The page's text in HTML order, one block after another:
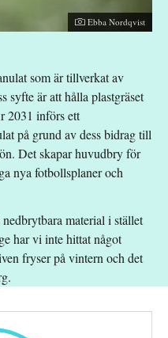
Fotograf:
Ebba Nordqvist
som är tillverkat av
syfte är att hålla plastgräset
2031 införs ett
på grund av dess bidrag till
Det skapar huvudbry för
nya fotbollsplaner och
material i stället
har vi inte hittat något
fryser på vintern och det